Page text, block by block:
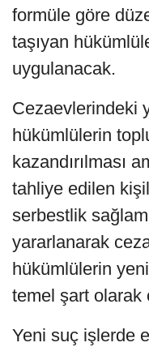
formüle göre
taşıyan
uygulanacak.
Cezaevlerindeki
hükümlülerin
kazandırılması
tahliye edilen
serbestlik
yararlanarak
hükümlülerin
temel şart olarak
Yeni suç işlerde